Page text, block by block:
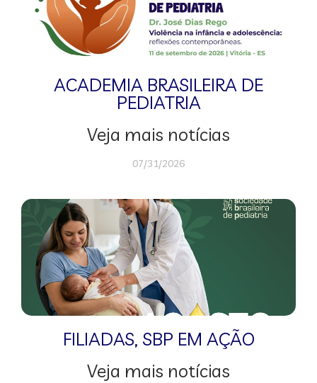
ACADEMIA BRASILEIRA DE
PEDIATRIA
Veja mais notícias
07/31/2026
FILIADAS, SBP EM AÇÃO
Veja mais notícias